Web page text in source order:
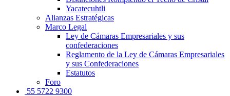
Yacatecuhtli
Alianzas Estratégicas
Marco Legal
Ley de Cámaras Empresariales y sus
confederaciones
Reglamento de la Ley de Cámaras Empresariales
y sus Confederaciones
Estatutos
Foro
55 5722 9300